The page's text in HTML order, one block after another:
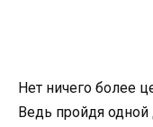
Нет ничего более
Ведь пройдя одной